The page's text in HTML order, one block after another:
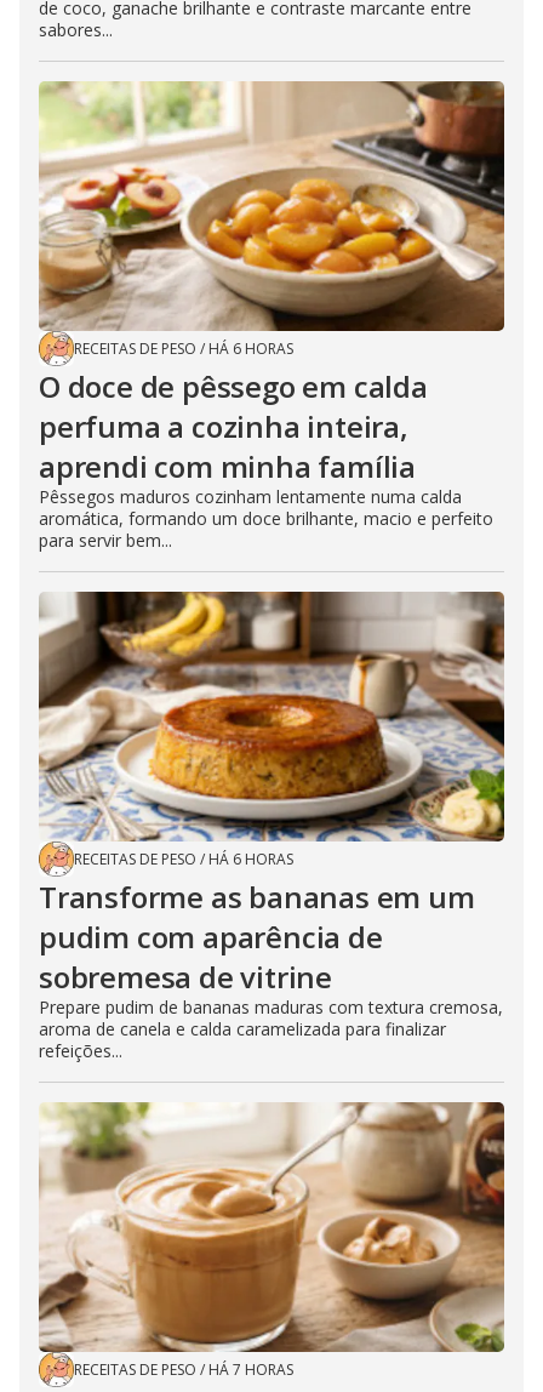
de coco, ganache brilhante e contraste marcante entre
sabores...
RECEITAS DE PESO / HÁ 6 HORAS
O doce de pêssego em calda
perfuma a cozinha inteira,
aprendi com minha família
Pêssegos maduros cozinham lentamente numa calda
aromática, formando um doce brilhante, macio e perfeito
para servir bem...
RECEITAS DE PESO / HÁ 6 HORAS
Transforme as bananas em um
pudim com aparência de
sobremesa de vitrine
Prepare pudim de bananas maduras com textura cremosa,
aroma de canela e calda caramelizada para finalizar
refeições...
RECEITAS DE PESO / HÁ 7 HORAS